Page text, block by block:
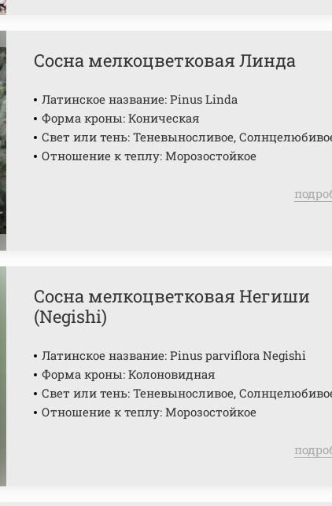
Сосна мелкоцветковая Линда
Латинское название: Pinus Linda
Форма кроны: Коническая
Свет или тень: Теневыносливое,
Отношение к теплу: Морозостойкое
Сосна мелкоцветковая Негиши
(Negishi)
Латинское название: Pinus parviflora Negishi
Форма кроны: Колоновидная
Свет или тень: Теневыносливое,
Отношение к теплу: Морозостойкое